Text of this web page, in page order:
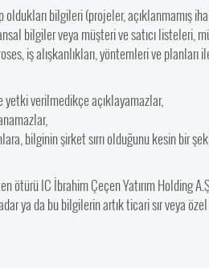
oldukları bilgileri (projeler, açıklanmamış
bilgiler veya müşteri ve satıcı listeleri,
iş alışkanlıkları, yöntemleri ve planları
yetki verilmedikçe açıklayamazlar,
bilginin şirket sırrı olduğunu kesin bir
ötürü IC İbrahim Çeçen Yatırım Holding
ya da bu bilgilerin artık ticari sır veya özel